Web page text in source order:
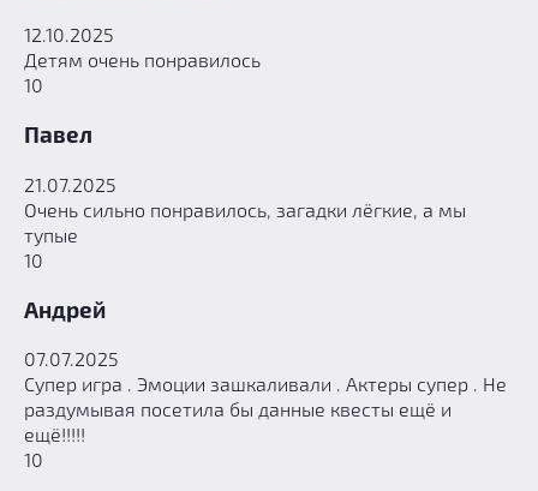
12.10.2025
Детям очень понравилось
10
Павел
21.07.2025
Очень сильно понравилось, загадки лёгкие, а мы
тупые
10
Андрей
07.07.2025
Супер игра . Эмоции зашкаливали . Актеры супер . Не
раздумывая посетила бы данные квесты ещё и
ещё!!!!!
10